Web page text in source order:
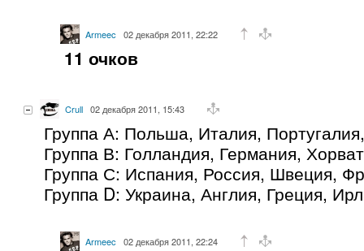
Armeec 02 декабря 2011, 22:22
11 очков
Crull 02 декабря 2011, 15:43
Группа А: Польша, Италия,
Группа В: Голландия, Германия,
Группа С: Испания, Россия, Швеция,
Группа D: Украина, Англия, Греция,
Armeec 02 декабря 2011, 22:24